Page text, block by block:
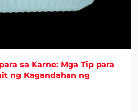
sa Karne: Mga Tip para
ng Kagandahan ng